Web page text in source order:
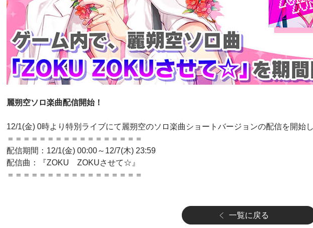
麗朔空ソロ楽曲配信開始！
12/1(金) 0時より特別ライブにて麗朔空のソロ楽曲ショートバージョンの配信を開始し
＝＝＝＝＝＝＝＝＝＝＝＝＝＝＝＝＝
配信期間：12/1(金) 00:00～12/7(木) 23:59
配信曲：『ZOKU ZOKUさせて☆』
＝＝＝＝＝＝＝＝＝＝＝＝＝＝＝＝＝
一覧に戻る